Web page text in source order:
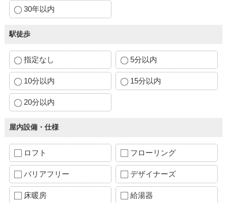
30年以内
駅徒歩
指定なし 5分以内
10分以内 15分以内
20分以内
屋内設備・仕様
ロフト フローリング
バリアフリー デザイナーズ
床暖房 給湯器